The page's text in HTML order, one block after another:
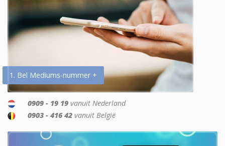
1. Bel Mediums-nummer +
0909 - 19 19 vanuit Nederland
0903 - 416 42 vanuit België